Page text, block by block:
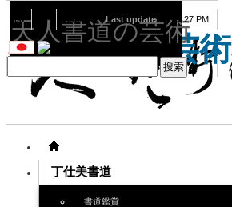
天人書道の芸術
丁仕美書道
書道鑑賞
08 07 2026 Last update 08:15:27 PM
天人書道の芸術